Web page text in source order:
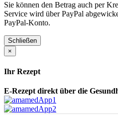
Sie können den Betrag auch per
Service wird über PayPal
PayPal-Konto.
Schließen
×
Ihr Rezept
E-Rezept direkt über die